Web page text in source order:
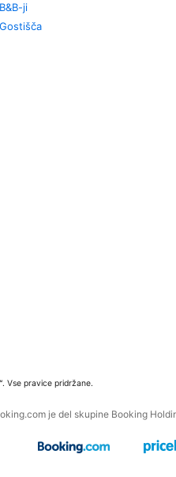
B&B-ji
Gostišča
Vse pravice pridržane.
je del skupine Booking